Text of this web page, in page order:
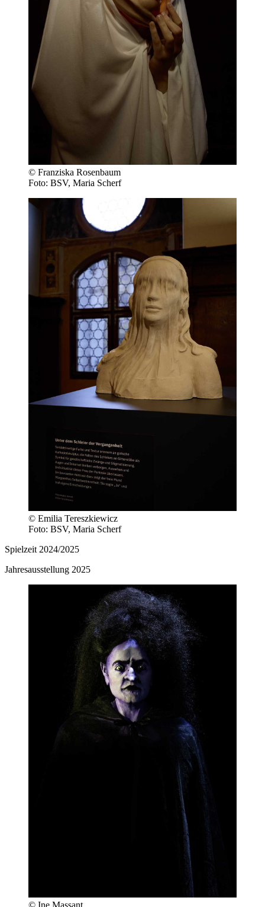
© Franziska Rosenbaum
Foto: BSV, Maria Scherf
© Emilia Tereszkiewicz
Foto: BSV, Maria Scherf
Spielzeit 2024/2025
Jahresausstellung 2025
© Ine Massant